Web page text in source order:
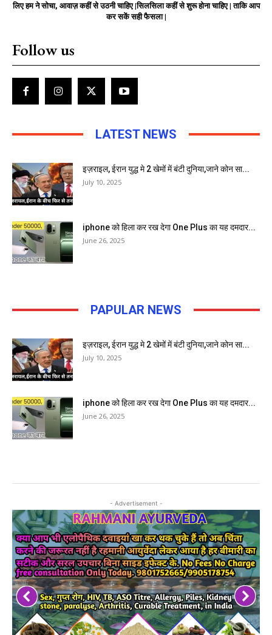
लिए हम ने सोचा, आवाज़ कहीं से उठनी चाहिए |सिलसिला कहीं से शुरू होना चाहिए | ताकि आप
कर सकें सही फैसला |
Follow us
LATEST NEWS
इज़राइल, ईरान युद्ध मे 2 खेमों में बंटी दुनिया,जाने कोन सा...
July 10, 2025
iphone को हिला कर रख देगा One Plus का यह दमदार...
June 26, 2025
PAPULAR NEWS
इज़राइल, ईरान युद्ध मे 2 खेमों में बंटी दुनिया,जाने कोन सा...
July 10, 2025
iphone को हिला कर रख देगा One Plus का यह दमदार...
June 26, 2025
- Advertisement -